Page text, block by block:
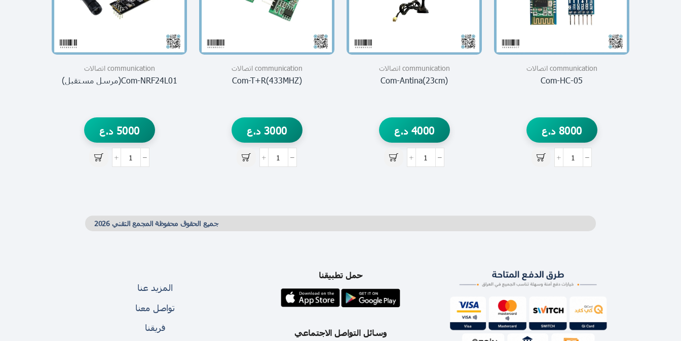
communication اتصالات
Com-HC-05
8000 د.ع
communication اتصالات
Com-Antina(23cm)
4000 د.ع
communication اتصالات
Com-T+R(433MHZ)
3000 د.ع
communication اتصالات
Com-NRF24L01(مرسل مستقبل)
5000 د.ع
جميع الحقوق محفوظة المجمع التقني 2026
حمل تطبيقنا
وسائل التواصل الاجتماعي
المزيد عنا
تواصل معنا
فريقنا